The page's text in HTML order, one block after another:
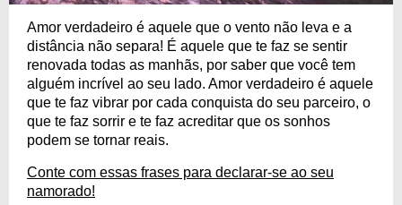
Amor verdadeiro é aquele que o vento não leva e a
distância não separa! É aquele que te faz se sentir
renovada todas as manhãs, por saber que você tem
alguém incrível ao seu lado. Amor verdadeiro é aquele
que te faz vibrar por cada conquista do seu parceiro, o
que te faz sorrir e te faz acreditar que os sonhos
podem se tornar reais.
Conte com essas frases para declarar-se ao seu
namorado!